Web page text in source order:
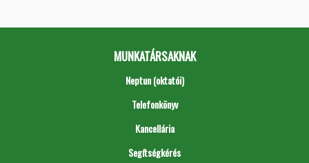
MUNKATÁRSAKNAK
Neptun (oktatói)
Telefonkönyv
Kancellária
Segítségkérés